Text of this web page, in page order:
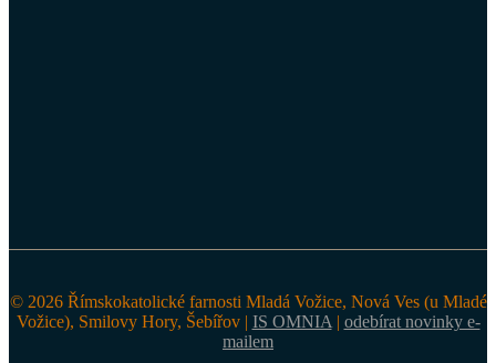
© 2026 Římskokatolické farnosti Mladá Vožice, Nová Ves (u Mladé
Vožice), Smilovy Hory, Šebířov | IS OMNIA | odebírat novinky e-
mailem